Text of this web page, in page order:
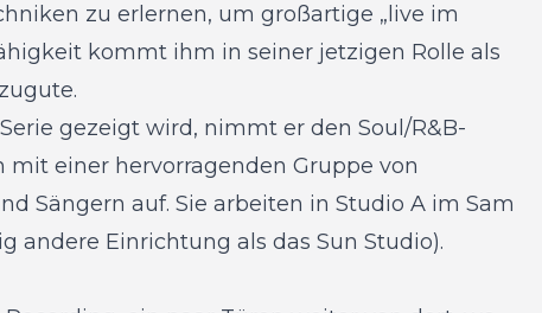
zu erlernen, um großartige „live im
kommt ihm in seiner jetzigen Rolle als
gezeigt wird, nimmt er den Soul/R&B-
mit einer hervorragenden Gruppe von
Sängern auf. Sie arbeiten in Studio A im Sam
andere Einrichtung als das Sun Studio).